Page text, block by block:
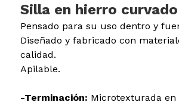
Silla en hierro curvado
Pensado para su uso dentro y
Diseñado y fabricado con
calidad.
Apilable.
-Terminación: Microtexturada